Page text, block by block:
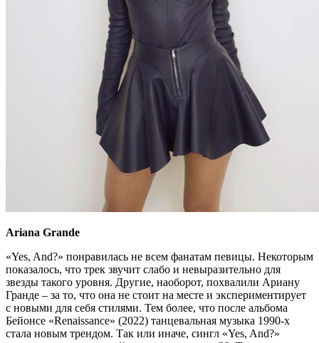
Ariana Grande
«Yes, And?» понравилась не всем фанатам певицы. Некоторым
показалось, что трек звучит слабо и невыразительно для
звезды такого уровня. Другие, наоборот, похвалили Ариану
Гранде – за то, что она не стоит на месте и экспериментирует
с новыми для себя стилями. Тем более, что после альбома
Бейонсе «Renaissance» (2022) танцевальная музыка 1990-х
стала новым трендом. Так или иначе, сингл «Yes, And?»